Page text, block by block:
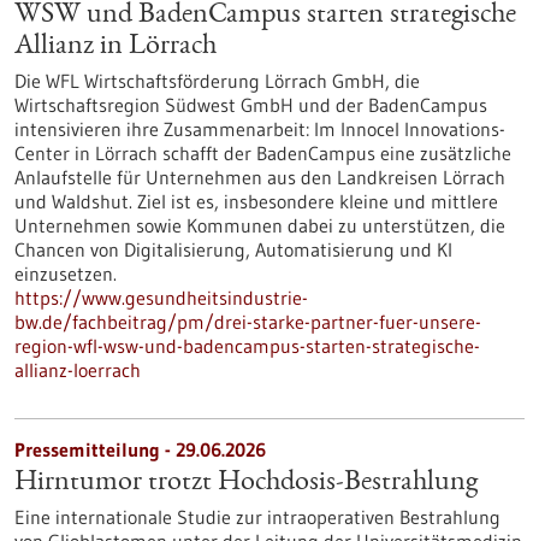
WSW und BadenCampus starten strategische
Allianz in Lörrach
Die WFL Wirtschaftsförderung Lörrach GmbH, die
Wirtschaftsregion Südwest GmbH und der BadenCampus
intensivieren ihre Zusammenarbeit: Im Innocel Innovations-
Center in Lörrach schafft der BadenCampus eine zusätzliche
Anlaufstelle für Unternehmen aus den Landkreisen Lörrach
und Waldshut. Ziel ist es, insbesondere kleine und mittlere
Unternehmen sowie Kommunen dabei zu unterstützen, die
Chancen von Digitalisierung, Automatisierung und KI
einzusetzen.
https://www.gesundheitsindustrie-
bw.de/fachbeitrag/pm/drei-starke-partner-fuer-unsere-
region-wfl-wsw-und-badencampus-starten-strategische-
allianz-loerrach
Pressemitteilung - 29.06.2026
Hirntumor trotzt Hochdosis-Bestrahlung
Eine internationale Studie zur intraoperativen Bestrahlung